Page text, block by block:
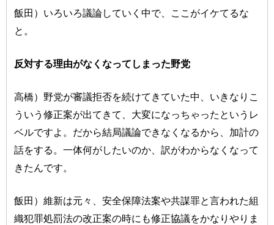
飯田）いろいろ議論していく中で、ここがイケてるな
と。
反対する理由がなくなってしまった野党
高橋）野党が審議拒否を続けてきていた中、いきなりこ
ういう修正案が出てきて、大変になっちゃったというレ
ベルですよ。だから結局議論できなくなるから、加計の
話をする。一体何がしたいのか、訳がわからなくなって
きたんです。
飯田）維新は元々、安全保障法案や共謀罪と言われた組
織犯罪処罰法の改正案の時にも修正協議をかなりやりま